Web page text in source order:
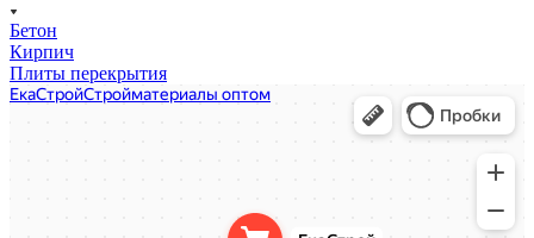
Бетон
Кирпич
Плиты перекрытия